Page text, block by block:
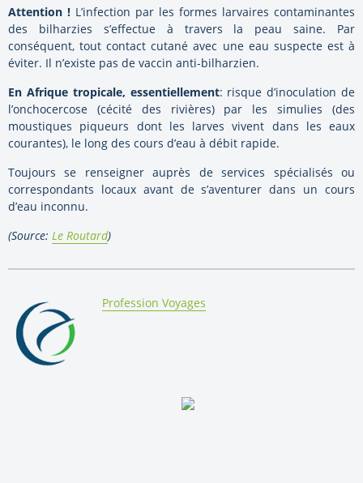
Attention ! L’infection par les formes larvaires contaminantes
des bilharzies s’effectue à travers la peau saine. Par
conséquent, tout contact cutané avec une eau suspecte est à
éviter. Il n’existe pas de vaccin anti-bilharzien.
En Afrique tropicale, essentiellement: risque d’inoculation de
l’onchocercose (cécité des rivières) par les simulies (des
moustiques piqueurs dont les larves vivent dans les eaux
courantes), le long des cours d’eau à débit rapide.
Toujours se renseigner auprès de services spécialisés ou
correspondants locaux avant de s’aventurer dans un cours
d’eau inconnu.
(Source: Le Routard)
By:
Profession Voyages